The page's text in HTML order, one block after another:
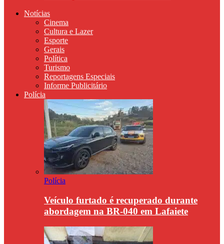
Notícias
Cinema
Cultura e Lazer
Esporte
Gerais
Política
Turismo
Reportagens Especiais
Informe Publicitário
Polícia
Polícia
Veículo furtado é recuperado durante
abordagem na BR-040 em Lafaiete